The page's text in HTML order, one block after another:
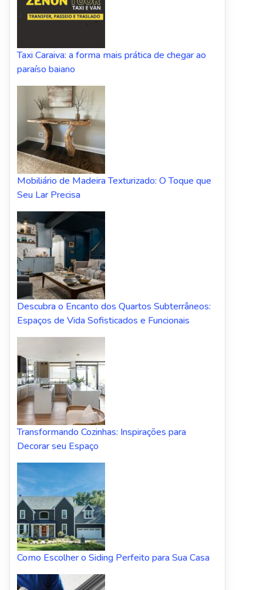
Taxi Caraiva: a forma mais prática de chegar ao
paraíso baiano
Mobiliário de Madeira Texturizado: O Toque que
Seu Lar Precisa
Descubra o Encanto dos Quartos Subterrâneos:
Espaços de Vida Sofisticados e Funcionais
Transformando Cozinhas: Inspirações para
Decorar seu Espaço
Como Escolher o Siding Perfeito para Sua Casa